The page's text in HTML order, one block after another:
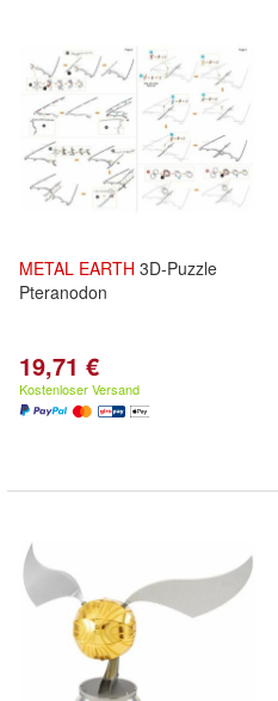
METAL EARTH 3D-Puzzle
Pteranodon
19,71 €
Kostenloser Versand